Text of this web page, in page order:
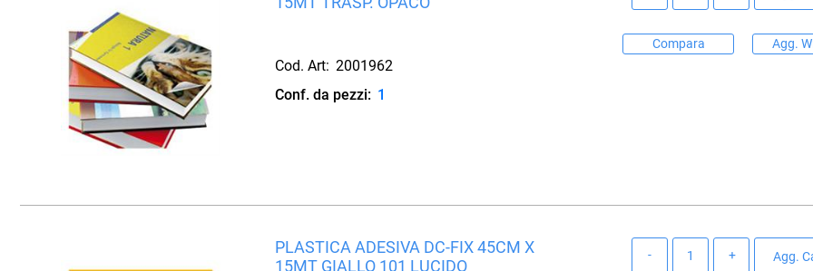
Cod. Art: 2001962
Conf. da pezzi: 1
Compara Agg.
PLASTICA ADESIVA DC-FIX 45CM X
15MT GIALLO 101 LUCIDO
Agg.